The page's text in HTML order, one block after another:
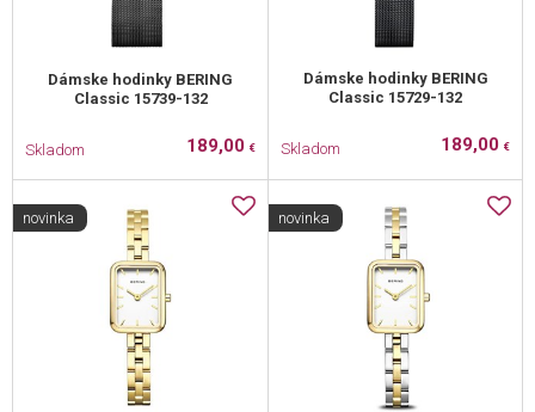
Dámske hodinky BERING
Classic 15739-132
Skladom 189,00 €
Dámske hodinky BERING
Classic 15729-132
Skladom 189,00 €
novinka novinka